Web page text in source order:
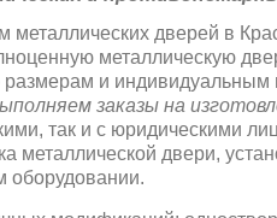
металлических дверей в
металлическую
размерам и
заказы на
так и с юридическими
металлической двери,
оборудовании.